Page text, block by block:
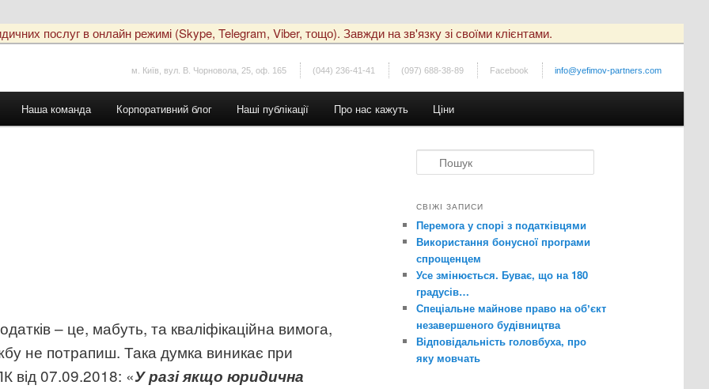
послуг в онлайн режимі (Skype, Telegram, Viber, тощо). Завжди на зв'язку зі своїми клієнтами.
м. Київ, вул. В. Чорновола, 25, оф. 165 (044) 236-41-41 (097) 688-38-89 Facebook info@yefimov-partners.com
Наша команда Корпоративний блог Наші публікації Про нас кажуть Ціни
– це, мабуть, та кваліфікаційна вимога,
не потрапиш. Така думка виникає при
від 07.09.2018: «У разі якщо юридична
о
у
СВІЖІ ЗАПИСИ
Перемога у спорі з податківцями
Використання бонусної програми
спрощенцем
Усе змінюється. Буває, що на 180
градусів…
Спеціальне майнове право на обʼєкт
незавершеного будівництва
Відповідальність головбуха, про
яку мовчать